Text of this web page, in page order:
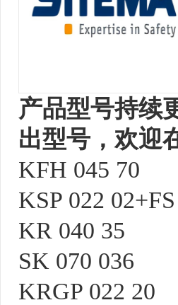
产品型号持续
出型号，欢迎
KFH 045 70
KSP 022
KR 040 35
SK 070 036
KRGP 022 20